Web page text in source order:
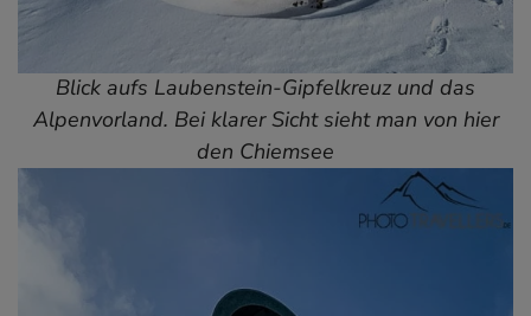
Blick aufs Laubenstein-Gipfelkreuz und das
Alpenvorland. Bei klarer Sicht sieht man von hier
den Chiemsee